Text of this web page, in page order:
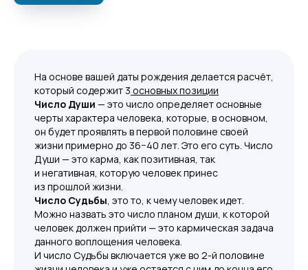
На основе вашей даты рождения делается расчёт,
который содержит 3 основных позиции
Число Души — это число определяет основные
черты характера человека, которые, в основном,
он будет проявлять в первой половине своей
жизни примерно до 36−40 лет. Это его суть. Число
Души — это карма, как позитивная, так
и негативная, которую человек принес
из прошлой жизни.
Число Судьбы, это то, к чему человек идет.
Можно назвать это число планом души, к которой
человек должен прийти — это кармическая задача
данного воплощения человека.
И число Судьбы включается уже во 2-й половине